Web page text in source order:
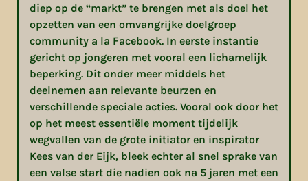
diep op de “markt” te brengen met als doel het
opzetten van een omvangrijke doelgroep
community a la Facebook. In eerste instantie
gericht op jongeren met vooral een lichamelijk
beperking. Dit onder meer middels het
deelnemen aan relevante beurzen en
verschillende speciale acties. Vooral ook door het
op het meest essentiële moment tijdelijk
wegvallen van de grote initiator en inspirator
Kees van der Eijk, bleek echter al snel sprake van
een valse start die nadien ook na 5 jaren met een